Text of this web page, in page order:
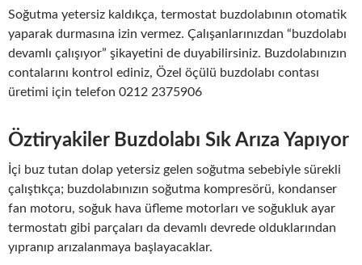
Soğutma yetersiz kaldıkça, termostat buzdolabının otomatik
yaparak durmasına izin vermez. Çalışanlarınızdan “buzdolabı
devamlı çalışıyor” şikayetini de duyabilirsiniz. Buzdolabınızın
contalarını kontrol ediniz, Özel öçülü buzdolabı contası
üretimi için telefon 0212 2375906
Öztiryakiler Buzdolabı Sık Arıza Yapıyor
İçi buz tutan dolap yetersiz gelen soğutma sebebiyle sürekli
çalıştıkça; buzdolabınızın soğutma kompresörü, kondanser
fan motoru, soğuk hava üfleme motorları ve soğukluk ayar
termostatı gibi parçaları da devamlı devrede olduklarından
yıpranıp arızalanmaya başlayacaklar.